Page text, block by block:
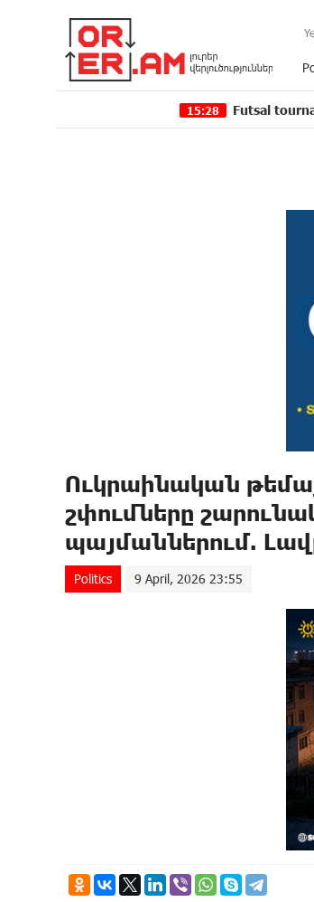
Futsal tournament
Ուկրաինական
շփումները
պայմաններում.
Politics 9 April, 2026 23:55